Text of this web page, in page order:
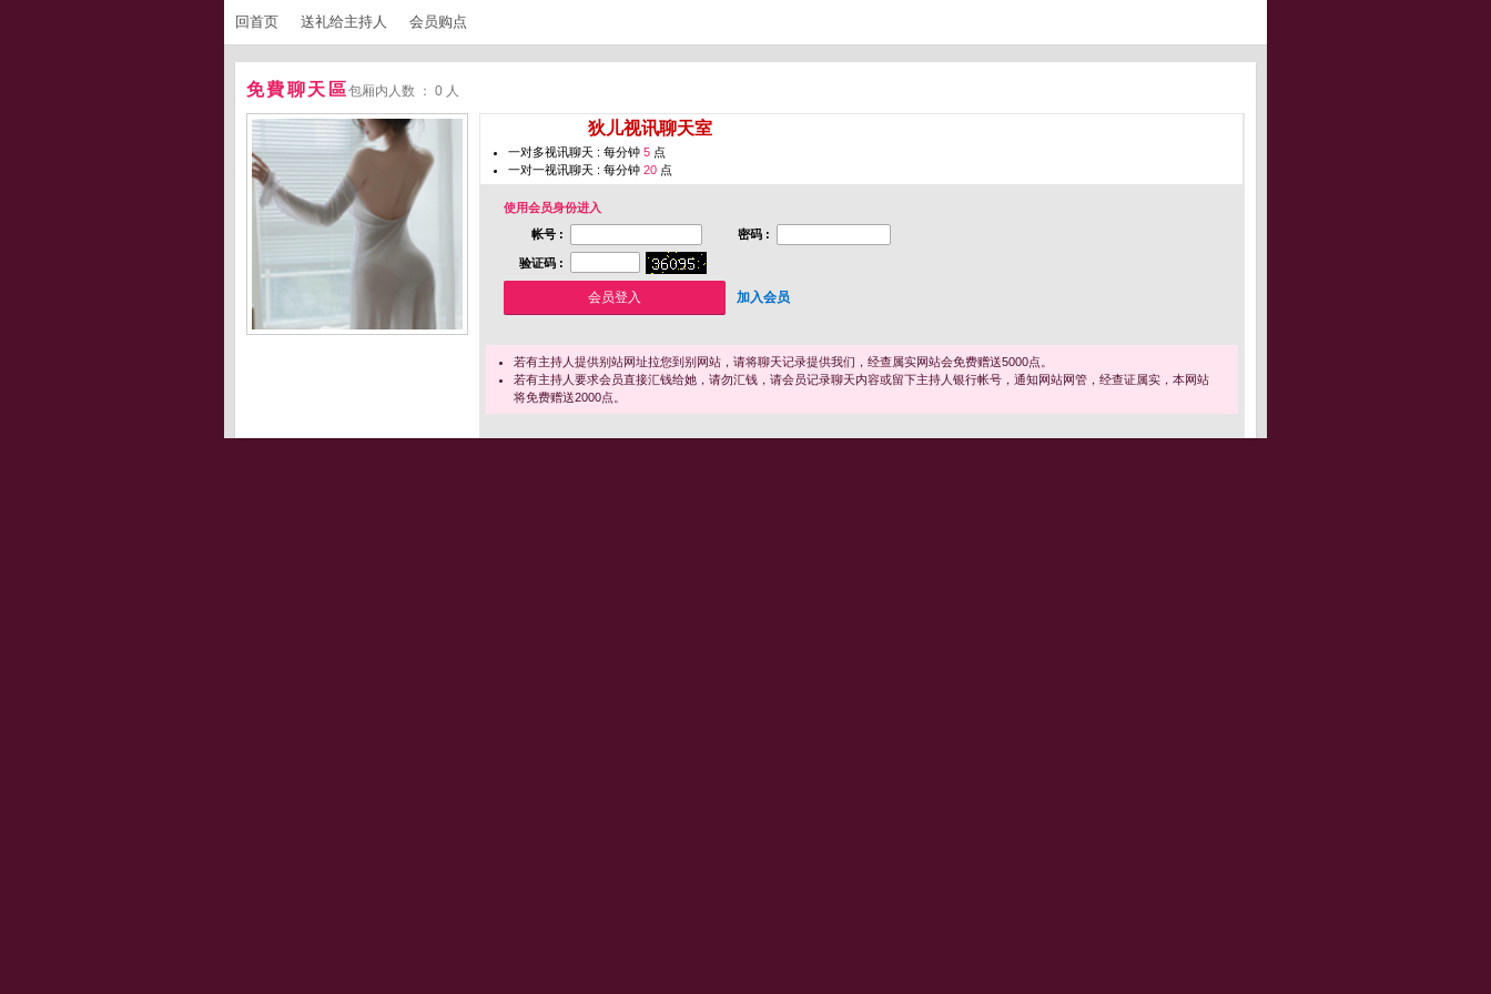
回首页 送礼给主持人 会员购点
免費聊天區包厢内人数 ： 0 人
狄儿视讯聊天室
一对多视讯聊天 : 每分钟 5 点
一对一视讯聊天 : 每分钟 20 点
使用会员身份进入
帐号 :
密码 :
验证码 :
加入会员
若有主持人提供别站网址拉您到别网站，请将聊天记录提供我们，经查属实网站会免费赠送5000点。
若有主持人要求会员直接汇钱给她，请勿汇钱，请会员记录聊天内容或留下主持人银行帐号，通知网站网管，经查证属实，本网站
将免费赠送2000点。